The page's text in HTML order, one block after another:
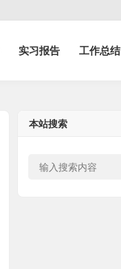
实习报告 工作总结
本站搜索